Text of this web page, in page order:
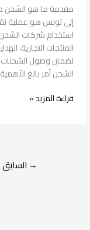
مقدمة ما هو الشحن
إلى تونس هو عملية
استخدام شركات الشحن
المنتجات التجارية،
لضمان وصول
الشحن أمر بالغ
قراءة المزيد »
→ السابق